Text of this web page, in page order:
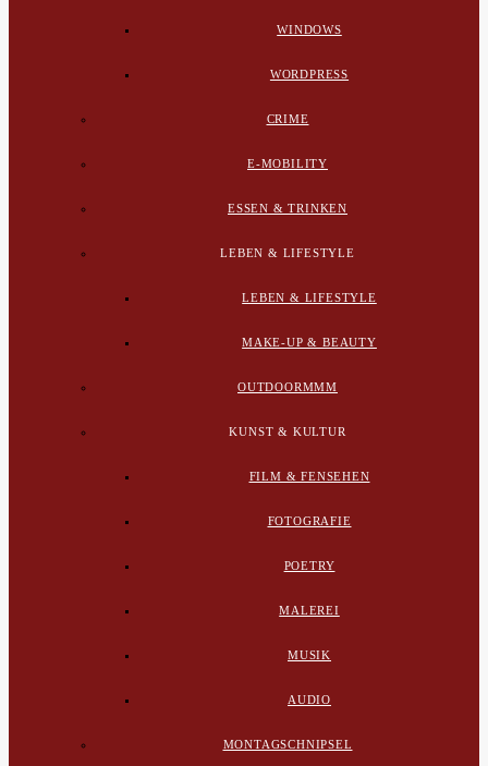
WINDOWS
WORDPRESS
CRIME
E-MOBILITY
ESSEN & TRINKEN
LEBEN & LIFESTYLE
LEBEN & LIFESTYLE
MAKE-UP & BEAUTY
OUTDOORMMM
KUNST & KULTUR
FILM & FENSEHEN
FOTOGRAFIE
POETRY
MALEREI
MUSIK
AUDIO
MONTAGSCHNIPSEL